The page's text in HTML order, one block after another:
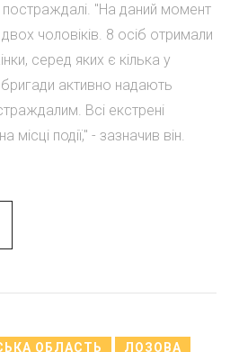
"На даний момент
чоловіків. 8 осіб отримали
серед яких є кілька у
активно надають
Всі екстрені
події," - зазначив він.
ОБЛАСТЬ ЛОЗОВА